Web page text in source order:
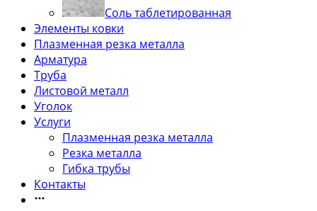
Соль таблетированная
Элементы ковки
Плазменная резка металла
Арматура
Труба
Листовой металл
Уголок
Услуги
Плазменная резка металла
Резка металла
Гибка трубы
Контакты